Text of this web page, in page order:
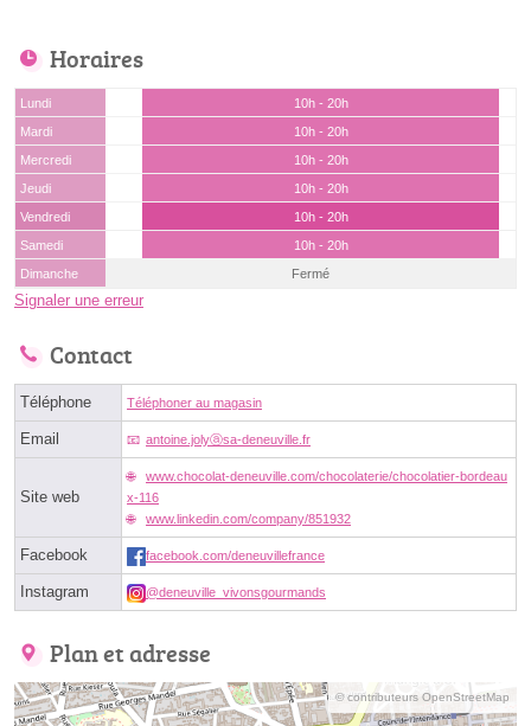
Horaires
Lundi
10h - 20h
Mardi
10h - 20h
Mercredi
10h - 20h
Jeudi
10h - 20h
Vendredi
10h - 20h
Samedi
10h - 20h
Dimanche
Fermé
Signaler une erreur
Contact
Téléphone Téléphoner au magasin
Email antoine.jolyⓐsa-deneuville.fr
Site web
www.chocolat-deneuville.com/chocolaterie/chocolatier-bordeau
x-116
www.linkedin.com/company/851932
Facebook facebook.com/deneuvillefrance
Instagram @deneuville_vivonsgourmands
Plan et adresse
© contributeurs OpenStreetMap